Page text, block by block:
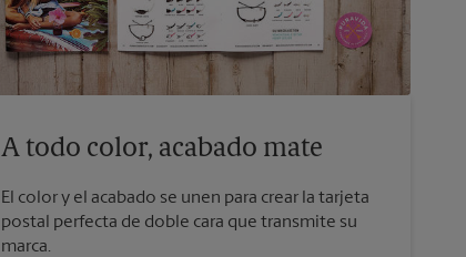
A todo color, acabado mate
El color y el acabado se unen para crear la tarjeta
postal perfecta de doble cara que transmite su
marca.